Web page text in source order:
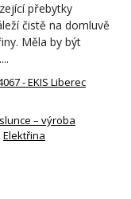
přebytky
čistě na domluvě
Měla by být
- EKIS Liberec
– výroba
,Elektřina